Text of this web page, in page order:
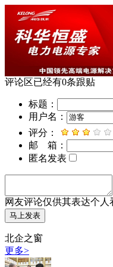
评论区已经有0条跟贴
标题：
用户名：
评分：
邮 箱：
匿名发表
网友评论仅供其表达个人
北企之窗
更多>